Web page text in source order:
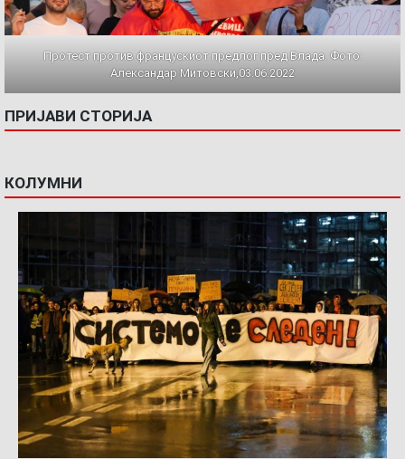
Протест против францускиот предлог пред Влада. Фото:
Александар Митовски,03.06.2022
ПРИЈАВИ СТОРИЈА
КОЛУМНИ